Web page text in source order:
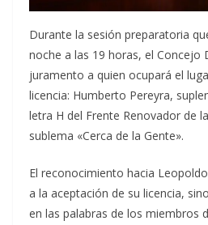
Durante la sesión preparatoria
noche a las 19 horas, el Concejo
juramento a quien ocupará el
licencia: Humberto Pereyra,
letra H del Frente Renovador de
sublema «Cerca de la Gente».
El reconocimiento hacia
a la aceptación de su licencia,
en las palabras de los miembros